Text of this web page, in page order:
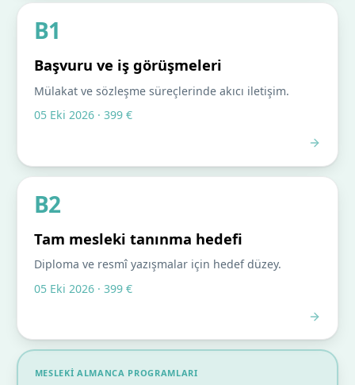
B1
Başvuru ve iş görüşmeleri
Mülakat ve sözleşme süreçlerinde akıcı iletişim.
05 Eki 2026 · 399 €
B2
Tam mesleki tanınma hedefi
Diploma ve resmî yazışmalar için hedef düzey.
05 Eki 2026 · 399 €
MESLEKI ALMANCA PROGRAMLARI